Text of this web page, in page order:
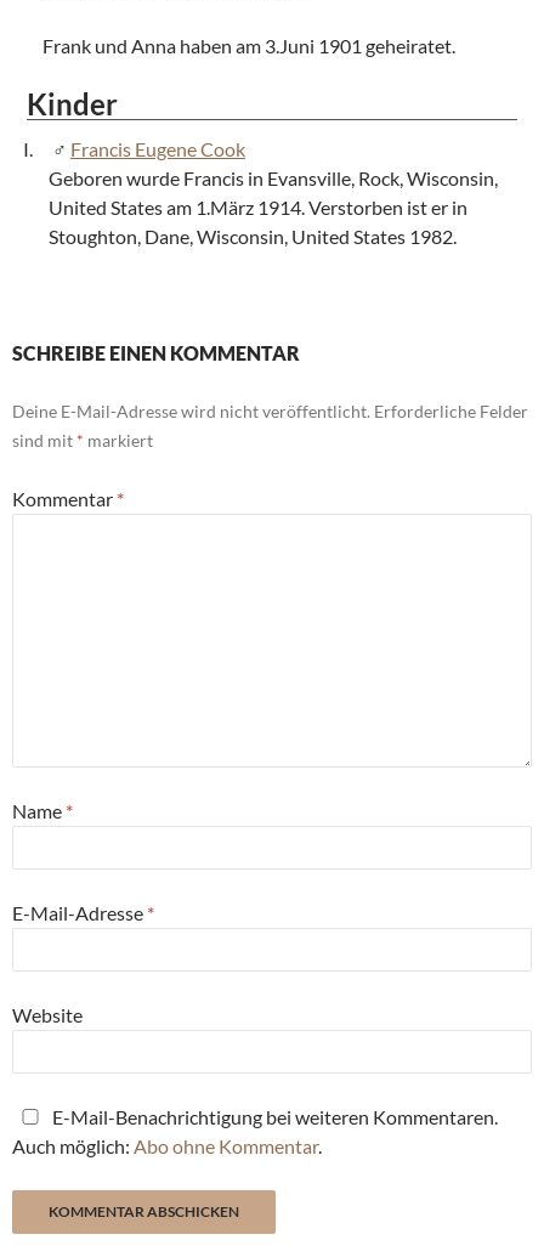
Frank und Anna haben am 3.Juni 1901 geheiratet.
Kinder
Francis Eugene Cook
Geboren wurde Francis in Evansville, Rock, Wisconsin,
United States am 1.März 1914. Verstorben ist er in
Stoughton, Dane, Wisconsin, United States 1982.
SCHREIBE EINEN KOMMENTAR
Deine E-Mail-Adresse wird nicht veröffentlicht. Erforderliche Felder
sind mit * markiert
Kommentar *
Name *
E-Mail-Adresse *
Website
E-Mail-Benachrichtigung bei weiteren Kommentaren.
Auch möglich: Abo ohne Kommentar.